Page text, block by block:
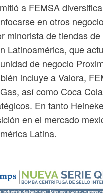
a FEMSA
en otros
minorista de tiendas de
Latinoamérica, que
de negocio
incluye a Valora,
así como Coca
En tanto
en el mercado
Latina.